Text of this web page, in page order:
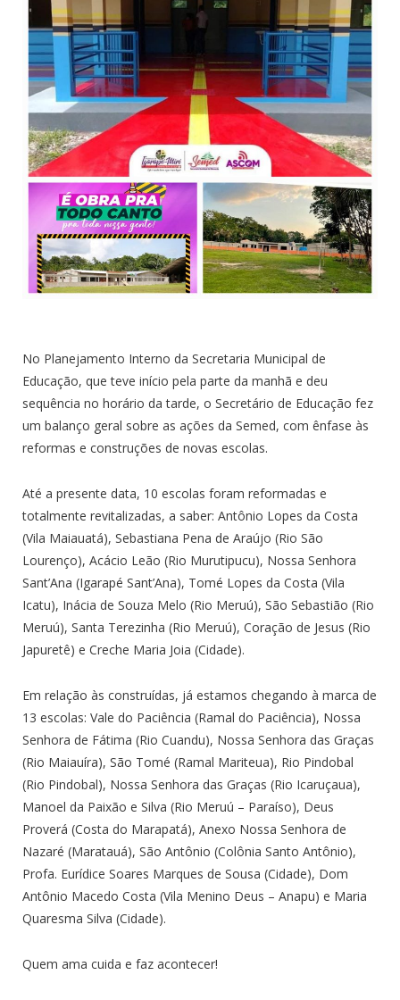
No Planejamento Interno da Secretaria Municipal de
Educação, que teve início pela parte da manhã e deu
sequência no horário da tarde, o Secretário de Educação fez
um balanço geral sobre as ações da Semed, com ênfase às
reformas e construções de novas escolas.
Até a presente data, 10 escolas foram reformadas e
totalmente revitalizadas, a saber: Antônio Lopes da Costa
(Vila Maiauatá), Sebastiana Pena de Araújo (Rio São
Lourenço), Acácio Leão (Rio Murutipucu), Nossa Senhora
Sant’Ana (Igarapé Sant’Ana), Tomé Lopes da Costa (Vila
Icatu), Inácia de Souza Melo (Rio Meruú), São Sebastião (Rio
Meruú), Santa Terezinha (Rio Meruú), Coração de Jesus (Rio
Japuretê) e Creche Maria Joia (Cidade).
Em relação às construídas, já estamos chegando à marca de
13 escolas: Vale do Paciência (Ramal do Paciência), Nossa
Senhora de Fátima (Rio Cuandu), Nossa Senhora das Graças
(Rio Maiauíra), São Tomé (Ramal Mariteua), Rio Pindobal
(Rio Pindobal), Nossa Senhora das Graças (Rio Icaruçaua),
Manoel da Paixão e Silva (Rio Meruú – Paraíso), Deus
Proverá (Costa do Marapatá), Anexo Nossa Senhora de
Nazaré (Maratauá), São Antônio (Colônia Santo Antônio),
Profa. Eurídice Soares Marques de Sousa (Cidade), Dom
Antônio Macedo Costa (Vila Menino Deus – Anapu) e Maria
Quaresma Silva (Cidade).
Quem ama cuida e faz acontecer!